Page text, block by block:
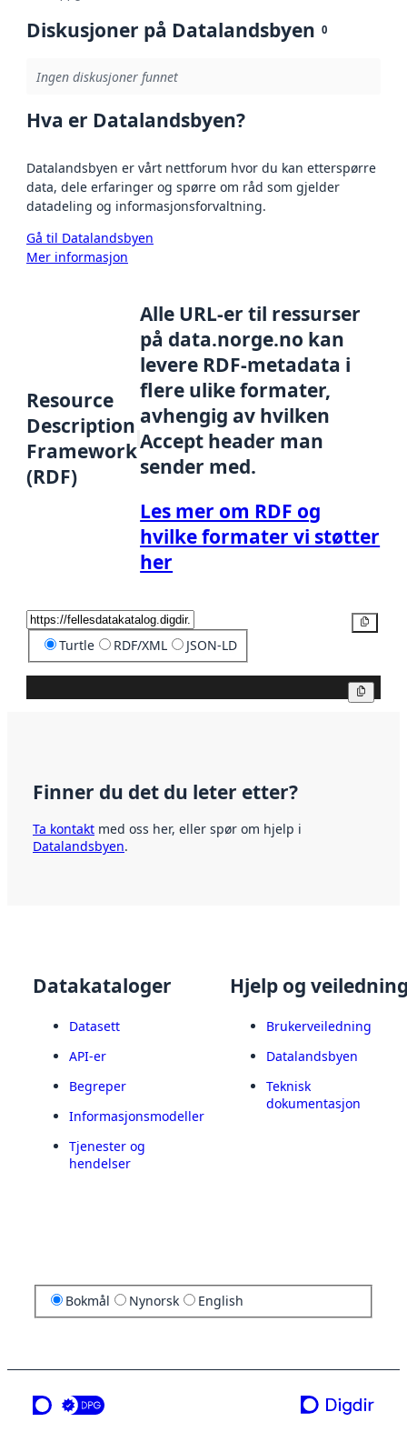
Diskusjoner på Datalandsbyen 0
Ingen diskusjoner funnet
Hva er Datalandsbyen?
Datalandsbyen er vårt nettforum hvor du kan etterspørre
data, dele erfaringer og spørre om råd som gjelder
datadeling og informasjonsforvaltning.
Gå til Datalandsbyen
Mer informasjon
Resource
Description
Framework
(RDF)
Alle URL-er til ressurser
på data.norge.no kan
levere RDF-metadata i
flere ulike formater,
avhengig av hvilken
Accept header man
sender med.
Les mer om RDF og
hvilke formater vi støtter
her
Turtle RDF/XML JSON-LD
Finner du det du leter etter?
Ta kontakt med oss her, eller spør om hjelp i
Datalandsbyen.
Datakataloger
Datasett
API-er
Begreper
Informasjonsmodeller
Tjenester og
hendelser
Hjelp og
Brukerveiledning
Datalandsbyen
Teknisk
dokumentasjon
Bokmål Nynorsk English